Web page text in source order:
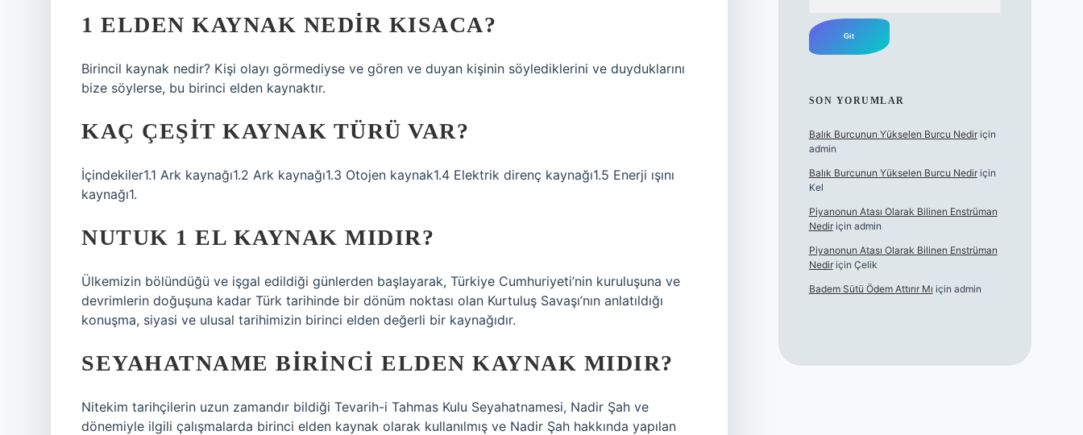
1 ELDEN KAYNAK NEDIR KISACA?
Birincil kaynak nedir? Kişi olayı görmediyse ve gören ve duyan kişinin söylediklerini ve duyduklarını
bize söylerse, bu birinci elden kaynaktır.
KAÇ ÇEŞIT KAYNAK TÜRÜ VAR?
İçindekiler1.1 Ark kaynağı1.2 Ark kaynağı1.3 Otojen kaynak1.4 Elektrik direnç kaynağı1.5 Enerji ışını
kaynağı1.
NUTUK 1 EL KAYNAK MIDIR?
Ülkemizin bölündüğü ve işgal edildiği günlerden başlayarak, Türkiye Cumhuriyeti’nin kuruluşuna ve
devrimlerin doğuşuna kadar Türk tarihinde bir dönüm noktası olan Kurtuluş Savaşı’nın anlatıldığı
konuşma, siyasi ve ulusal tarihimizin birinci elden değerli bir kaynağıdır.
SEYAHATNAME BIRINCI ELDEN KAYNAK MIDIR?
Nitekim tarihçilerin uzun zamandır bildiği Tevarih-i Tahmas Kulu Seyahatnamesi, Nadir Şah ve
dönemiyle ilgili çalışmalarda birinci elden kaynak olarak kullanılmış ve Nadir Şah hakkında yapılan
SON YORUMLAR
Balık Burcunun Yükselen Burcu Nediriçin
admin
Balık Burcunun Yükselen Burcu Nediriçin
Kel
Piyanonun Atası Olarak Bilinen Enstrüman
Nediriçin admin
Piyanonun Atası Olarak Bilinen Enstrüman
Nediriçin Çelik
Badem Sütü Ödem Attırır Mı için admin